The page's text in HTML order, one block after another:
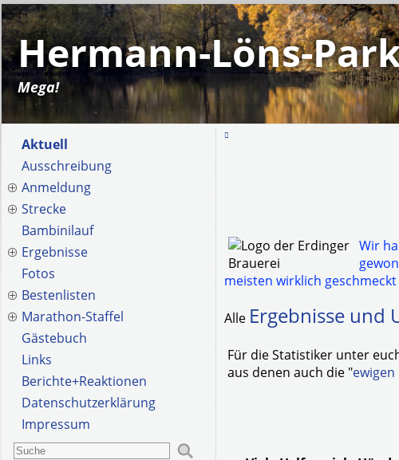
Hermann-Löns-
Mega!
Aktuell
Ausschreibung
Anmeldung
Strecke
Bambinilauf
Ergebnisse
Fotos
Bestenlisten
Marathon-Staffel
Gästebuch
Links
Berichte+Reaktionen
Datenschutzerklärung
Impressum
Wir
meisten wirklich
Alle Ergebnisse und
Für die Statistiker unter
aus denen auch die "